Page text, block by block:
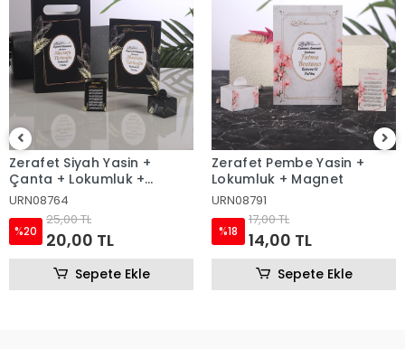
Zerafet Pembe Yasin +
Lokumluk + Magnet
URN08791
%18
17,00 TL
14,00 TL
Sepete Ekle
Zerafet Pembe Tül Kese +
Yasin + Tesbih
Yasin Evi
URN08804
%17
35,00 TL
29,00 TL
Sepete Ekle